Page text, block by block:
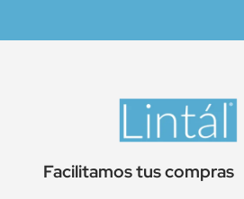
Facilitamos tus compras